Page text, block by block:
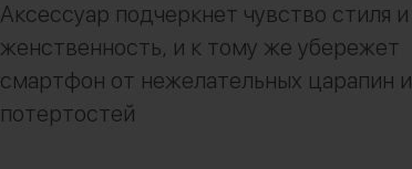
Аксессуар подчеркнет чувство стиля и
женственность, и к тому же убережет
смартфон от нежелательных царапин и
потертостей